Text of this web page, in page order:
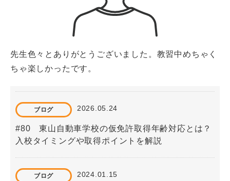
先生色々とありがとうございました。教習中めちゃく
ちゃ楽しかったです。
ブログ 2026.05.24
#80 東山自動車学校の仮免許取得年齢対応とは？
入校タイミングや取得ポイントを解説
ブログ 2024.01.15